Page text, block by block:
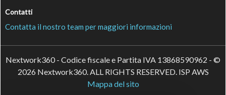
Contatti
Contatta il nostro team per maggiori informazioni
Nextwork360 - Codice fiscale e Partita IVA 13868590962 - ©
2026 Nextwork360. ALL RIGHTS RESERVED. ISP AWS
Mappa del sito